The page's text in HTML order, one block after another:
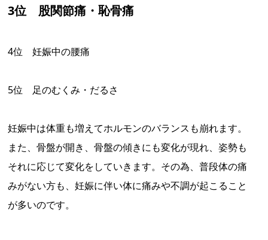
3位 股関節痛・恥骨痛
4位 妊娠中の腰痛
5位 足のむくみ・だるさ
妊娠中は体重も増えてホルモンのバランスも崩れます。
また、骨盤が開き、骨盤の傾きにも変化が現れ、姿勢も
それに応じて変化をしていきます。その為、普段体の痛
みがない方も、妊娠に伴い体に痛みや不調が起こること
が多いのです。